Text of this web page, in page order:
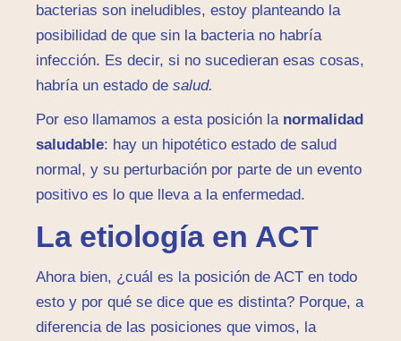
bacterias son ineludibles, estoy planteando la
posibilidad de que sin la bacteria no habría
infección. Es decir, si no sucedieran esas cosas,
habría un estado de salud.
Por eso llamamos a esta posición la normalidad
saludable: hay un hipotético estado de salud
normal, y su perturbación por parte de un evento
positivo es lo que lleva a la enfermedad.
La etiología en ACT
Ahora bien, ¿cuál es la posición de ACT en todo
esto y por qué se dice que es distinta? Porque, a
diferencia de las posiciones que vimos, la